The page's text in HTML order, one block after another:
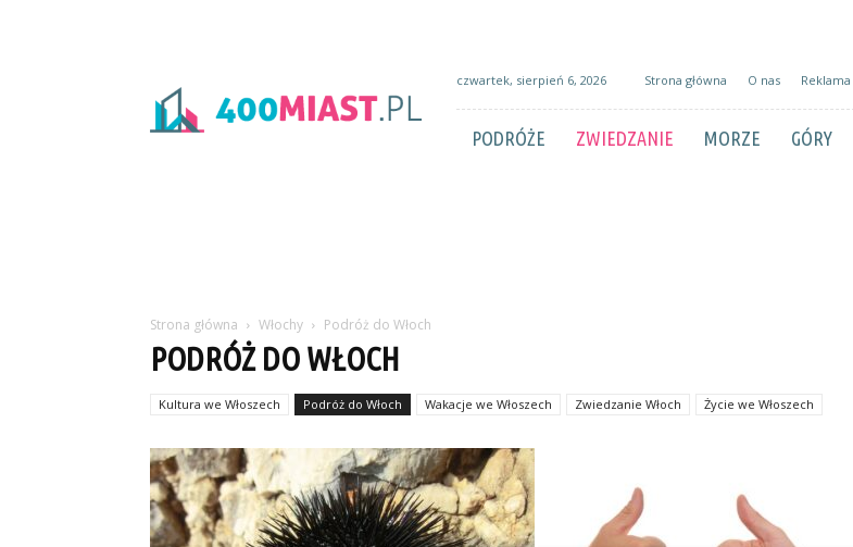
czwartek, sierpień 6, 2026 Strona główna O nas Reklama
PODRÓŻE ZWIEDZANIE MORZE GÓRY
Strona główna Włochy Podróż do Włoch
PODRÓŻ DO WŁOCH
Kultura we Włoszech Podróż do Włoch Wakacje we Włoszech Zwiedzanie Włoch Życie we Włoszech